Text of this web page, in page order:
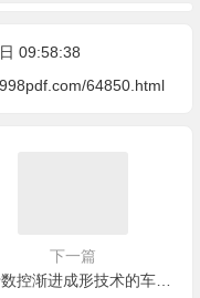
09:58:38
64850.html
下一篇
基于数控渐进成形技术的车身装饰件成形工艺